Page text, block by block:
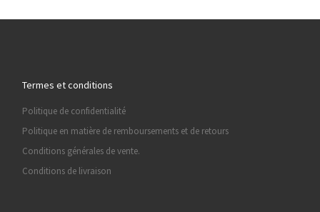
Termes et conditions
Politique de confidentialité
Politique en matière de remboursements et de retours
Conditions générales de vente.
Conditions de livraison